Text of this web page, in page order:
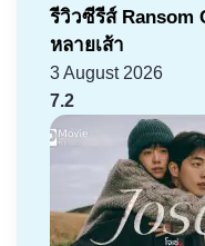
รีวิวซีรีส์ Ransom
หลายเส้า
3 August 2026
7.2